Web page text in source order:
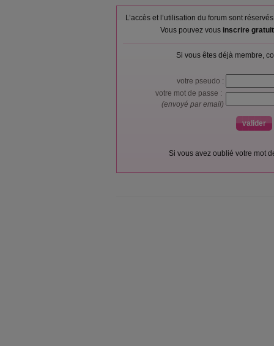
L’accès et l’utilisation du forum sont
Vous pouvez vous inscrire
Si vous êtes déjà membre,
votre pseudo :
votre mot de passe :
(envoyé par email)
Si vous avez oublié votre mot